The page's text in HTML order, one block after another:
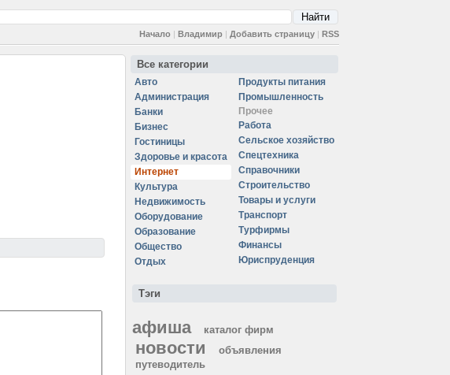
Начало | Владимир | Добавить страницу | RSS
Все категории
Авто
Администрация
Банки
Бизнес
Гостиницы
Здоровье и красота
Интернет
Культура
Недвижимость
Оборудование
Образование
Общество
Отдых
Продукты питания
Промышленность
Прочее
Работа
Сельское хозяйство
Спецтехника
Справочники
Строительство
Товары и услуги
Транспорт
Турфирмы
Финансы
Юриспруденция
Тэги
афиша каталог фирм
новости
объявления
путеводитель